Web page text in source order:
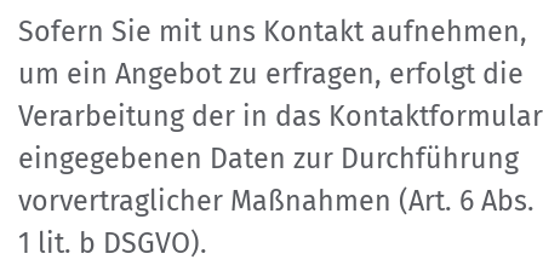
Sofern Sie mit uns Kontakt aufnehmen,
um ein Angebot zu erfragen, erfolgt die
Verarbeitung der in das Kontaktformular
eingegebenen Daten zur Durchführung
vorvertraglicher Maßnahmen (Art. 6 Abs.
1 lit. b DSGVO).